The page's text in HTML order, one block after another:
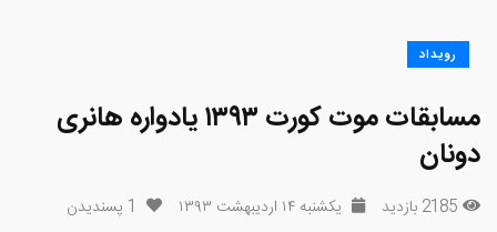
رویداد
مسابقات موت کورت ۱۳۹۳ یادواره هانری
دونان
2185 بازدید یکشنبه ۱۴ اردیبهشت ۱۳۹۳ 1 پسندیدن